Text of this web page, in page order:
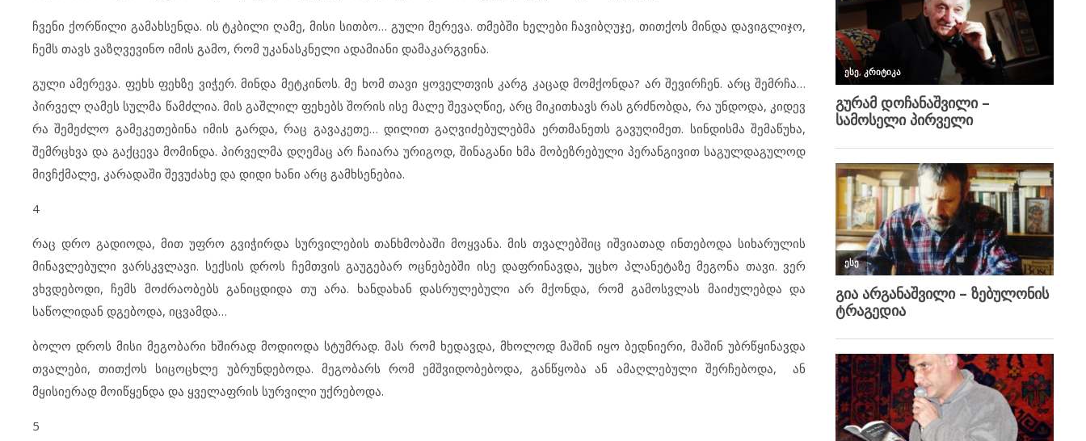
ჩვენი ქორწილი გამახსენდა. ის ტკბილი ღამე, მისი სითბო… გული მერევა. თმებში ხელები ჩავიბღუჯე, თითქოს მინდა დავიგლიჯო,
ჩემს თავს ვაზღვევინო იმის გამო, რომ უკანასკნელი ადამიანი დამაკარგვინა.
გული ამერევა. ფეხს ფეხზე ვიჭერ. მინდა მეტკინოს. მე ხომ თავი ყოველთვის კარგ კაცად მომქონდა? არ შევირჩენ. არც შემრჩა…
პირველ ღამეს სულმა წამძლია. მის გაშლილ ფეხებს შორის ისე მალე შევაღწიე, არც მიკითხავს რას გრძნობდა, რა უნდოდა, კიდევ
რა შემეძლო გამეკეთებინა იმის გარდა, რაც გავაკეთე… დილით გაღვიძებულებმა ერთმანეთს გავუღიმეთ. სინდისმა შემაწუხა,
შემრცხვა და გაქცევა მომინდა. პირველმა დღემაც არ ჩაიარა ურიგოდ, შინაგანი ხმა მობეზრებული პერანგივით საგულდაგულოდ
მივჩქმალე, კარადაში შევუძახე და დიდი ხანი არც გამხსენებია.
4
რაც დრო გადიოდა, მით უფრო გვიჭირდა სურვილების თანხმობაში მოყვანა. მის თვალებშიც იშვიათად ინთებოდა სიხარულის
მინავლებული ვარსკვლავი. სექსის დროს ჩემთვის გაუგებარ ოცნებებში ისე დაფრინავდა, უცხო პლანეტაზე მეგონა თავი. ვერ
ვხვდებოდი, ჩემს მოძრაობებს განიცდიდა თუ არა. ხანდახან დასრულებული არ მქონდა, რომ გამოსვლას მაიძულებდა და
საწოლიდან დგებოდა, იცვამდა…
ბოლო დროს მისი მეგობარი ხშირად მოდიოდა სტუმრად. მას რომ ხედავდა, მხოლოდ მაშინ იყო ბედნიერი, მაშინ უბრწყინავდა
თვალები, თითქოს სიცოცხლე უბრუნდებოდა. მეგობარს რომ ემშვიდობებოდა, განწყობა ან ამაღლებული შერჩებოდა, ან
მყისიერად მოიწყენდა და ყველაფრის სურვილი უქრებოდა.
5